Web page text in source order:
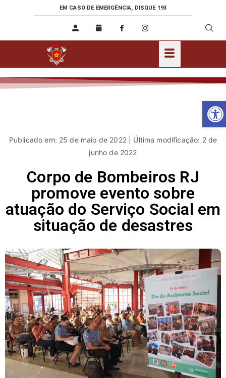
EM CASO DE EMERGÊNCIA, DISQUE 193
Publicado em: 25 de maio de 2022 | Última modificação: 2 de
junho de 2022
Corpo de Bombeiros RJ
promove evento sobre
atuação do Serviço Social em
situação de desastres